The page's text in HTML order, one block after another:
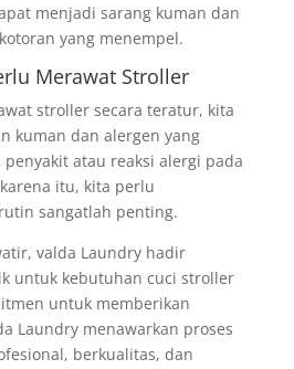
menjadi sarang kuman dan
yang menempel.
Merawat Stroller
stroller secara teratur, kita
kuman dan alergen yang
atau reaksi alergi pada
itu, kita perlu
sangatlah penting.
valda Laundry hadir
untuk kebutuhan cuci stroller
untuk memberikan
Laundry menawarkan proses
berkualitas, dan